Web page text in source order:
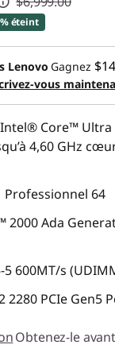
éteint
:-
5 units per
Lenovo Gagnez
vous
Core™ Ultra
4,60 GHz
Professionnel 64
2000 Ada
5 600MT/s
2280 PCIe Gen5
Obtenez-le